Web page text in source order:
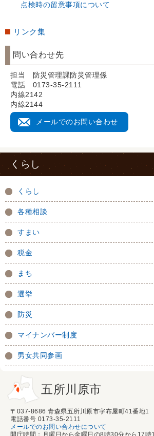
点検時の留意事項について
リンク集
問い合わせ先
担当 防災管理課防災管理係
電話 0173-35-2111
内線2142
内線2144
メールでのお問い合わせ
くらし
くらし
各種相談
すまい
税金
まち
選挙
防災
マイナンバー制度
男女共同参画
五所川原市
〒037-8686 青森県五所川原市字布屋町41番地1
電話番号 0173-35-2111
メールでのお問い合わせについて
開庁時間：月曜日から金曜日の8時30分から17時